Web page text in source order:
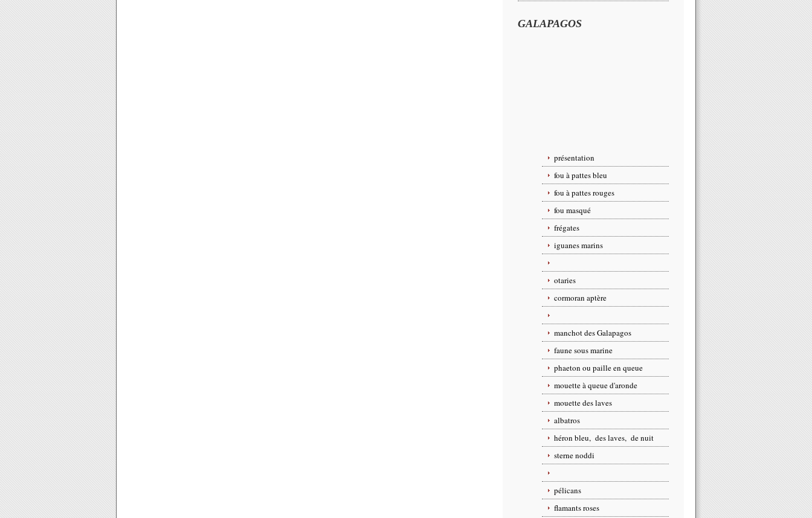
GALAPAGOS
présentation
fou à pattes bleu
fou à pattes rouges
fou masqué
frégates
iguanes marins
otaries
cormoran aptère
manchot des Galapagos
faune sous marine
phaeton ou paille en queue
mouette à queue d'aronde
mouette des laves
albatros
héron bleu, des laves, de nuit
sterne noddi
pélicans
flamants roses